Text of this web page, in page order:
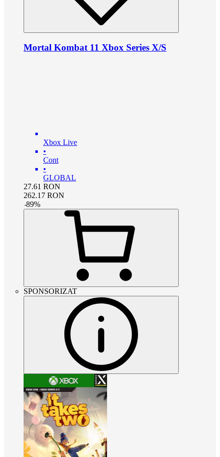
Mortal Kombat 11 Xbox Series X/S
Xbox Live
•
Cont
•
GLOBAL
27.61 RON
262.17 RON
-89%
SPONSORIZAT